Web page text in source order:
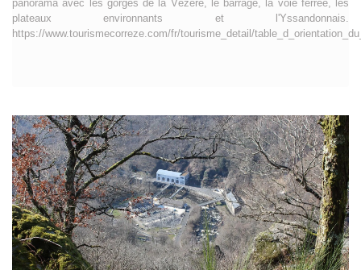
panorama avec les gorges de la Vézère, le barrage, la voie ferrée, les
plateaux environnants et l'Yssandonnais.
https://www.tourismecorreze.com/fr/tourisme_detail/